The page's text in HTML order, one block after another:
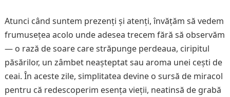
Atunci când suntem prezenți și atenți, învățăm să vedem
frumusețea acolo unde adesea trecem fără să observăm
— o rază de soare care străpunge perdeaua, ciripitul
păsărilor, un zâmbet neașteptat sau aroma unei cești de
ceai. În aceste zile, simplitatea devine o sursă de miracol
pentru că redescoperim esența vieții, neatinsă de grabă